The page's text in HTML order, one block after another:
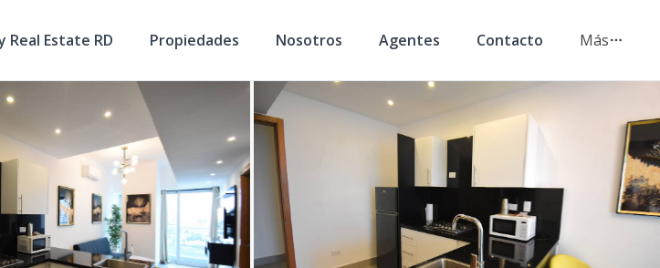
Real Estate RD Propiedades Nosotros Agentes Contacto Más